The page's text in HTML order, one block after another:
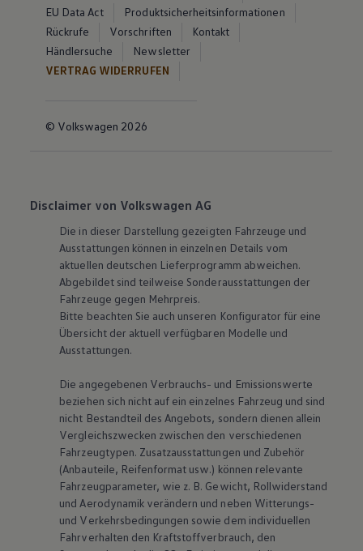
EU Data Act
Produktsicherheitsinformationen
Rückrufe
Vorschriften
Kontakt
Händlersuche
Newsletter
VERTRAG WIDERRUFEN
© Volkswagen 2026
Disclaimer von Volkswagen AG
Die in dieser Darstellung gezeigten Fahrzeuge und
Ausstattungen können in einzelnen Details vom
aktuellen deutschen Lieferprogramm abweichen.
Abgebildet sind teilweise Sonderausstattungen der
Fahrzeuge gegen Mehrpreis.
Bitte beachten Sie auch unseren Konfigurator für eine
Übersicht der aktuell verfügbaren Modelle und
Ausstattungen.
Die angegebenen Verbrauchs- und Emissionswerte
beziehen sich nicht auf ein einzelnes Fahrzeug und sind
nicht Bestandteil des Angebots, sondern dienen allein
Vergleichszwecken zwischen den verschiedenen
Fahrzeugtypen. Zusatzausstattungen und Zubehör
(Anbauteile, Reifenformat usw.) können relevante
Fahrzeugparameter, wie z. B. Gewicht, Rollwiderstand
und Aerodynamik verändern und neben Witterungs-
und Verkehrsbedingungen sowie dem individuellen
Fahrverhalten den Kraftstoffverbrauch, den